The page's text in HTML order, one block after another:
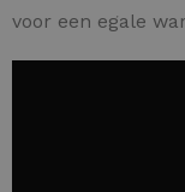
voor een egale